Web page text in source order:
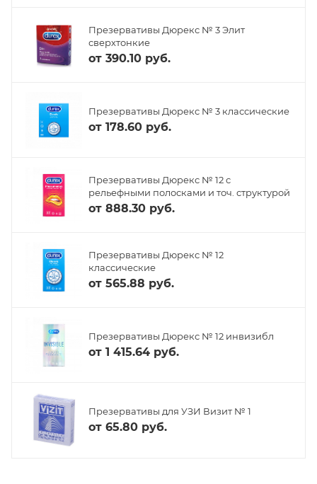
Презервативы Дюрекс № 3 Элит
сверхтонкие
от 390.10 руб.
Презервативы Дюрекс № 3 классические
от 178.60 руб.
Презервативы Дюрекс № 12 с
рельефными полосками и точ. структурой
от 888.30 руб.
Презервативы Дюрекс № 12
классические
от 565.88 руб.
Презервативы Дюрекс № 12 инвизибл
от 1 415.64 руб.
Презервативы для УЗИ Визит № 1
от 65.80 руб.